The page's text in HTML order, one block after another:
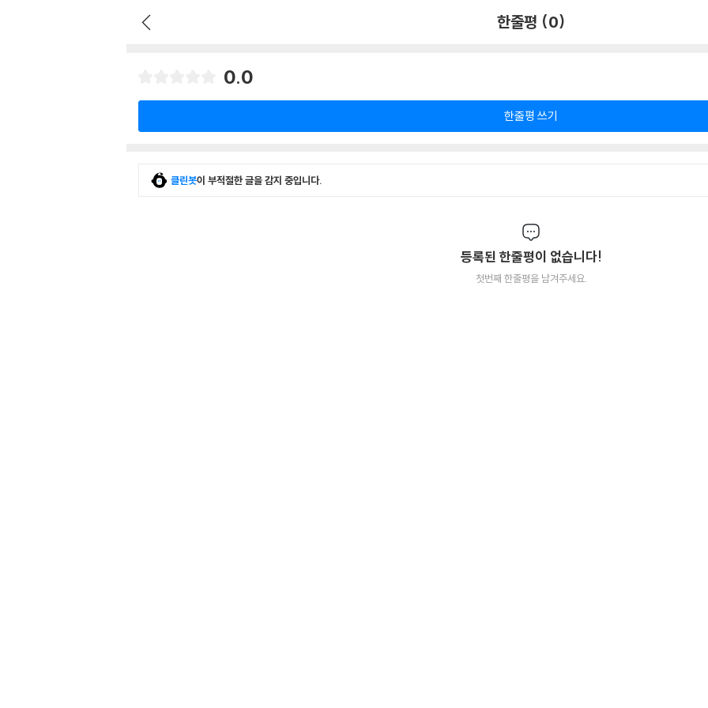
한줄평 (0)
0.0
한줄평 쓰기
클린봇이 부적절한 글을 감지 중입니다.
등록된 한줄평이 없습니다!
첫번째 한줄평을 남겨주세요.